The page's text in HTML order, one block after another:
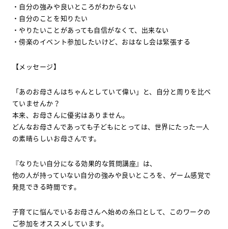
・自分の強みや良いところがわからない
・自分のことを知りたい
・やりたいことがあっても自信がなくて、出来ない
・傍楽のイベント参加したいけど、おはなし会は緊張する
【メッセージ】
「あのお母さんはちゃんとしていて偉い」と、自分と周りを比べ
ていませんか？
本来、お母さんに優劣はありません。
どんなお母さんであっても子どもにとっては、世界にたった一人
の素晴らしいお母さんです。
『なりたい自分になる効果的な質問講座』は、
他の人が持っていない自分の強みや良いところを、ゲーム感覚で
発見できる時間です。
子育てに悩んでいるお母さんへ始めの糸口として、このワークの
ご参加をオススメしています。